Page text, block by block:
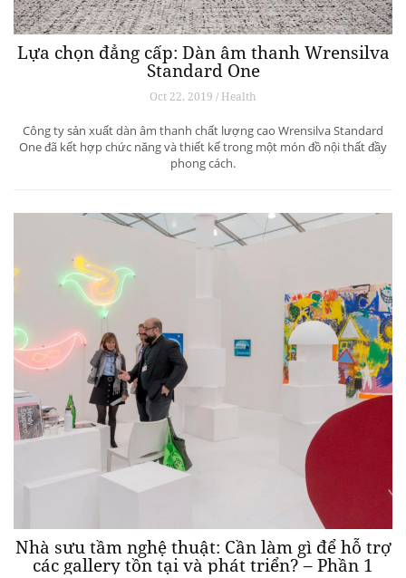
Lựa chọn đẳng cấp: Dàn âm thanh Wrensilva
Standard One
Oct 22, 2019 / Health
Công ty sản xuất dàn âm thanh chất lượng cao Wrensilva Standard
One đã kết hợp chức năng và thiết kế trong một món đồ nội thất đầy
phong cách.
Nhà sưu tầm nghệ thuật: Cần làm gì để hỗ trợ
các gallery tồn tại và phát triển? – Phần 1